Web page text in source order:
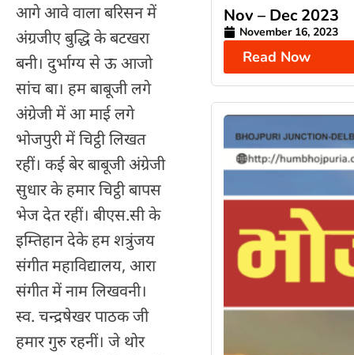
आगे आवे वाला बरिसन में
अंग्रजीए बुद्धि के बटखरा
बनी। दुर्भाग्य से ऊ आजो
सांच बा। हम बाबूजी लगे
अंग्रेजी में आ माई लगे
भोजपुरी में चिट्ठी लिखत
रहीं। कई बेर बाबूजी अंग्रेजी
सुधार के हमार चिट्ठी बापस
भेज देत रहीं। बीएस.सी के
इम्तिहान देके हम शत्रुंजय
संगीत महाविद्यालय, आरा
संगीत में नाम लिखवनी।
स्व. चन्द्रषेखर पाठक जी
हमार गुरु रहनीं। जे थोर
Nov – Dec 2023
November 16, 2023
Read Now